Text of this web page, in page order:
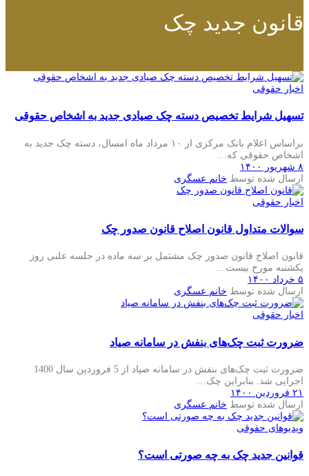
قانون جدید چک
اخبار حقوقی
تسهیل شرایط تخصیص دسته چک صیادی جدید به اشخاص حقوقی
براساس اعلام بانک مرکزی از ۱۰ مرداد ماه امسال، دسته چک جدید به
اشخاص حقوقی که…
۸ شهریور ۱۴۰۰
ارسال شده توسط خانم عسگری
اخبار حقوقی
سوالات متداول قانون اصلاح قانون صدور چک
قانون اصلاح قانون صدور چک مشتمل بر سه ماده در جلسه علنی روز
یکشنبه مورخ بیست…
۵ خرداد ۱۴۰۰
ارسال شده توسط خانم عسگری
اخبار حقوقی
ضرورت ثبت چک‌های بنفش در سامانه صیاد
ضرورت ثبت چک‌های بنفش در سامانه صیاد از 5 فروردین سال 1400
اجرایی شد. بنابراین چک…
۲۱ فروردین ۱۴۰۰
ارسال شده توسط خانم عسگری
ویدیوهای حقوقی
قوانین جدید چک به چه صورتی است؟